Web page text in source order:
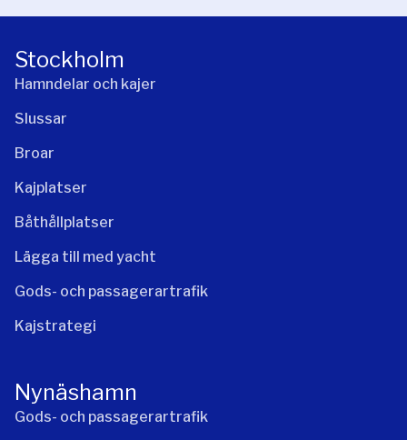
Stockholm
Hamndelar och kajer
Slussar
Broar
Kajplatser
Båthållplatser
Lägga till med yacht
Gods- och passagerartrafik
Kajstrategi
Nynäshamn
Gods- och passagerartrafik